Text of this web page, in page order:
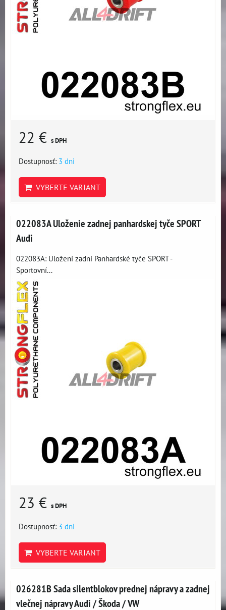
22 € s DPH
Dostupnosť: 3 dni
VYBERTE VARIANT
022083A Uloženie zadnej panhardskej tyče SPORT
Audi
022083A: Uložení zadní Panhardské tyče SPORT -
Sportovní...
23 € s DPH
Dostupnosť: 3 dni
VYBERTE VARIANT
026281B Sada silentblokov prednej nápravy a zadnej
vlečnej nápravy Audi / Škoda / VW